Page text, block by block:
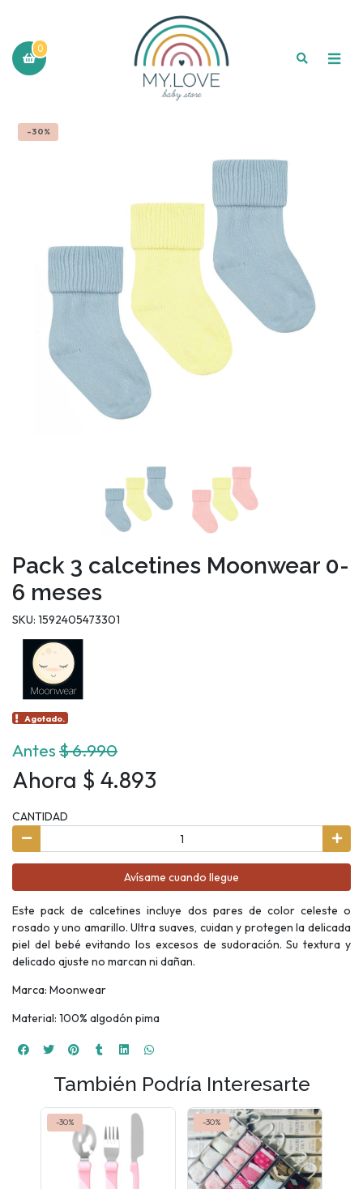
0
-30%
Pack 3 calcetines Moonwear 0-
6 meses
SKU: 1592405473301
Agotado.
Antes$ 6.990
Ahora $ 4.893
CANTIDAD
Avísame cuando llegue
Este pack de calcetines incluye dos pares de color celeste o
rosado y uno amarillo. Ultra suaves, cuidan y protegen la delicada
piel del bebé evitando los excesos de sudoración. Su textura y
delicado ajuste no marcan ni dañan.
Marca: Moonwear
Material: 100% algodón pima
También Podría Interesarte
-30% -30%